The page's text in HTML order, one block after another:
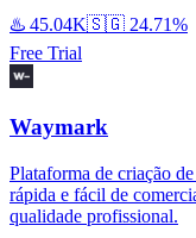
♨️ 45.04K🇸🇬 24.71%
Free Trial
Waymark
Plataforma de criação
rápida e fácil de
qualidade profissional.